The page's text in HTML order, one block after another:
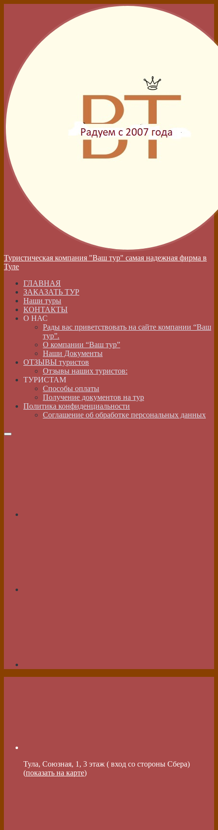
Туристическая компания "Ваш тур" самая надежная фирма в
Туле
ГЛАВНАЯ
ЗАКАЗАТЬ ТУР
Наши туры
КОНТАКТЫ
О НАС
Рады вас приветствовать на сайте компании “Ваш
тур”.
О компании “Ваш тур”
Наши Документы
ОТЗЫВЫ туристов
Отзывы наших туристов:
ТУРИСТАМ
Способы оплаты
Получение документов на тур
Политика конфиденциальности
Соглашение об обработке персональных данных
Тула, Союзная, 1, 3 этаж ( вход со стороны Сбера)
(показать на карте)